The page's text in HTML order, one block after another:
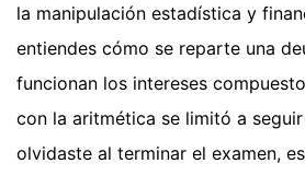
la manipulación estadística y
entiendes cómo se reparte una
funcionan los intereses
con la aritmética se limitó a
olvidaste al terminar el examen,